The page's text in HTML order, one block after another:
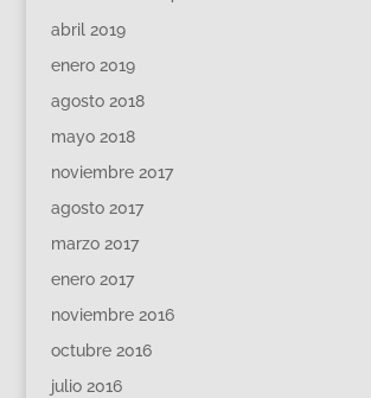
abril 2019
enero 2019
agosto 2018
mayo 2018
noviembre 2017
agosto 2017
marzo 2017
enero 2017
noviembre 2016
octubre 2016
julio 2016